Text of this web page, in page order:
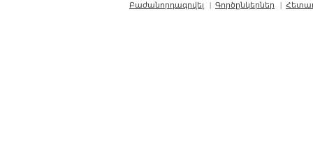
Բաժանորդագրվել | Գործընկերներ |